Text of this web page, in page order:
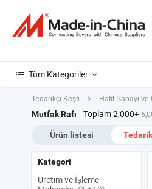
Tüm Kategoriler
Tedarikçi Keşfi Hafif Sanayi ve
Mutfak Rafı Toplam 2,000+
Ürün listesi
Kategori
Üretim ve İşleme